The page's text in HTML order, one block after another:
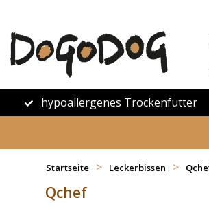
hypoallergenes Trockenfutter
Startseite > Leckerbissen >
Qchef